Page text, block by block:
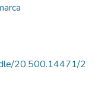
20.500.14471/2